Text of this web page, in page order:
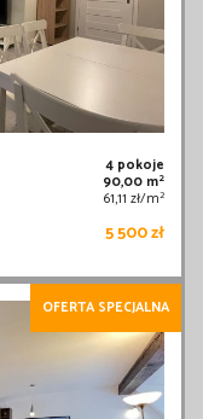
4 pokoje
90,00 m2
61,11 zł/m2
5 500 zł
OFERTA SPECJALNA